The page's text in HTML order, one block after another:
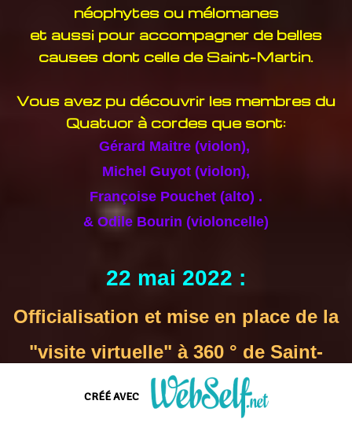
néophytes ou mélomanes
et aussi pour accompagner de belles
causes dont celle de Saint-Martin.
Vous avez pu découvrir les membres du
Quatuor à cordes que sont:
Gérard Maitre (violon),
Michel Guyot (violon),
Françoise Pouchet (alto) .
& Odile Bourin (violoncelle)
22 mai 2022 :
Officialisation et mise en place de la
"visite virtuelle" à 360 ° de Saint-
Martin
suivi de l'émérite conférencier,
CRÉÉ AVEC